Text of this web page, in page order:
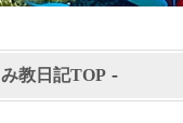
教日記TOP -